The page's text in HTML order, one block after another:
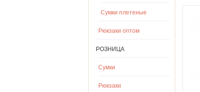
Сумки плетеные
Рюкзаки оптом
РОЗНИЦА
Сумки
Рюкзаки